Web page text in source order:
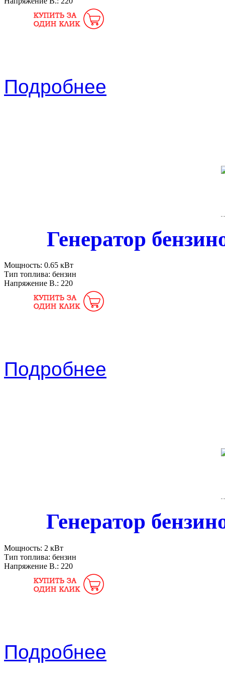
Подробнее
Генератор
Мощность: 0.65 кВт
Тип топлива: бензин
Напряжение В.: 220
Подробнее
Генератор
Мощность: 2 кВт
Тип топлива: бензин
Напряжение В.: 220
Подробнее